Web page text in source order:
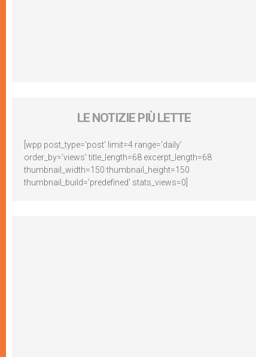
LE NOTIZIE PIÙ LETTE
[wpp post_type='post' limit=4 range='daily'
order_by='views' title_length=68 excerpt_length=68
thumbnail_width=150 thumbnail_height=150
thumbnail_build='predefined' stats_views=0]